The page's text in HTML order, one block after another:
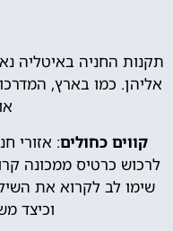
תקנות החניה באיטליה
אליהן. כמו בארץ,
קווים כחולים: אזורי
לרכוש כרטיס ממכונה
שימו לב לקרוא את
וכיצד